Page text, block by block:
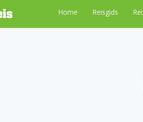
Home Reisgids